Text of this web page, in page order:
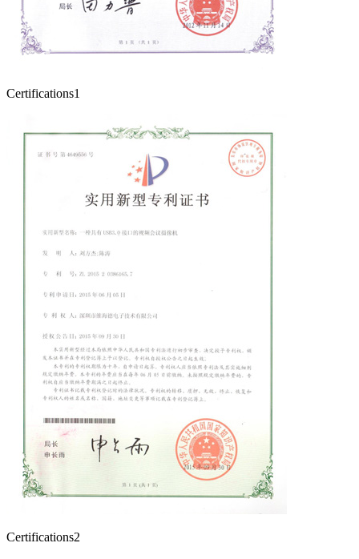
Certifications1
Certifications2